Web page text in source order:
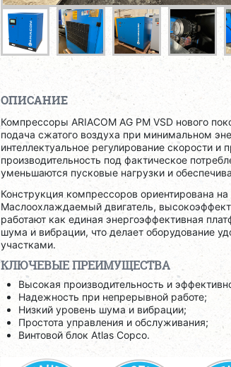
ОПИСАНИЕ
Компрессоры ARIACOM AG PM VSD нового
подача сжатого воздуха при минимальном
интеллектуальное регулирование скорости и
производительность под фактическое
уменьшаются пусковые нагрузки и
Конструкция компрессоров ориентирована
Маслоохлаждаемый двигатель,
работают как единая энергоэффективная
шума и вибрации, что делает оборудование
участками.
КЛЮЧЕВЫЕ ПРЕИМУЩЕСТВА
Высокая производительность и
Надежность при непрерывной работе;
Низкий уровень шума и вибрации;
Простота управления и обслуживания;
Винтовой блок Atlas Copco.